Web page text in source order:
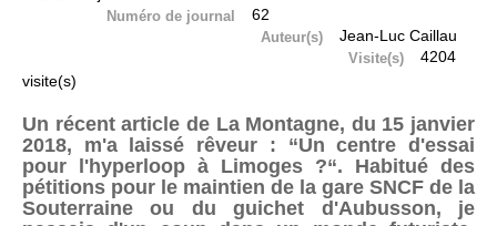
Numéro de journal 62
Auteur(s) Jean-Luc Caillau
Visite(s)
4204
visite(s)
Un récent article de La Montagne, du 15 janvier
2018, m'a laissé rêveur : “Un centre d'essai
pour l'hyperloop à Limoges ?“. Habitué des
pétitions pour le maintien de la gare SNCF de la
Souterraine ou du guichet d'Aubusson, je